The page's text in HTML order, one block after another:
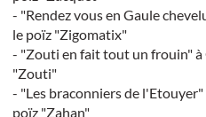
- "Rendez vous en Gaule
le poïz "Zigomatix"
- "Zouti en fait tout un frouin" à
"Zouti"
- "Les braconniers de l'Etouyer"
poïz "Zahan"